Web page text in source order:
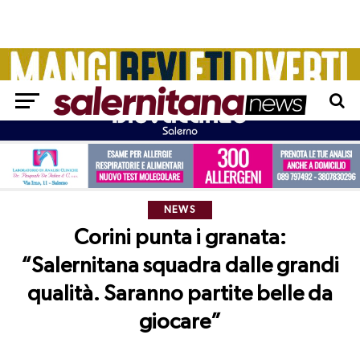
NEWS
Corini punta i granata:
“Salernitana squadra dalle grandi
qualità. Saranno partite belle da
giocare”